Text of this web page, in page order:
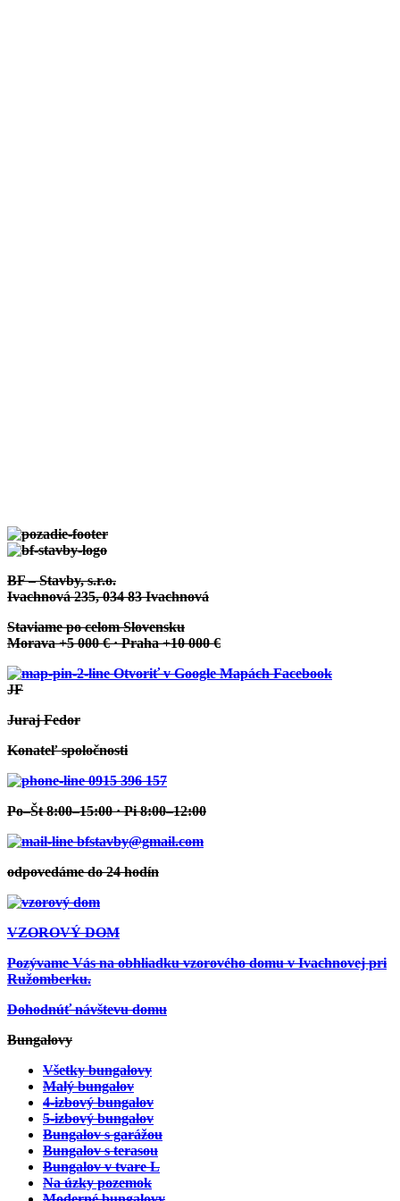
Bílokve Humence:Projekt Individuálny
Zobraziť projekt
BF – Stavby, s.r.o.
Ivachnová 235, 034 83 Ivachnová
Staviame po celom Slovensku
Morava +5 000 € · Praha +10 000 €
Otvoriť v Google Mapách Facebook
JF
Juraj Fedor
Konateľ spoločnosti
0915 396 157
Po–Št 8:00–15:00 · Pi 8:00–12:00
bfstavby@gmail.com
odpovedáme do 24 hodín
VZOROVÝ DOM
Pozývame Vás na obhliadku vzorového domu v Ivachnovej pri
Ružomberku.
Dohodnúť návštevu domu
Bungalovy
Všetky bungalovy
Malý bungalov
4-izbový bungalov
5-izbový bungalov
Bungalov s garážou
Bungalov s terasou
Bungalov v tvare L
Na úzky pozemok